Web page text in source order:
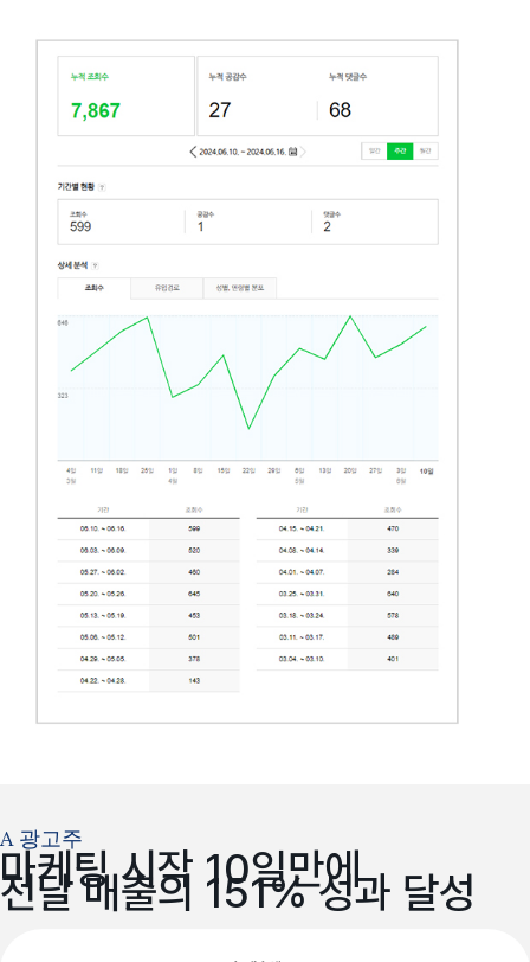
A 광고주
마케팅 시작 10일만에
전달 매출의 151% 성과 달성